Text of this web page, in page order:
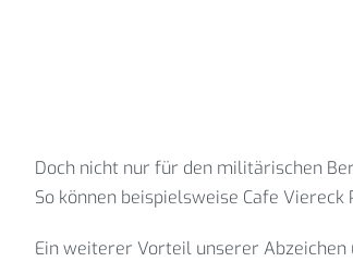
Doch nicht nur für den militärischen
So können beispielsweise Cafe
Ein weiterer Vorteil unserer